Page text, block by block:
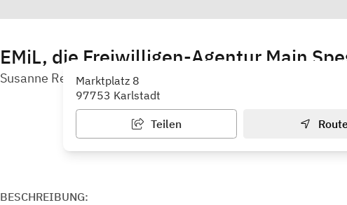
EMiL, die Freiwilligen-Agentur Main
Susanne Reuber - Landratsamt Main-Spessart
Marktplatz 8
97753 Karlstadt
Teilen
BESCHREIBUNG: